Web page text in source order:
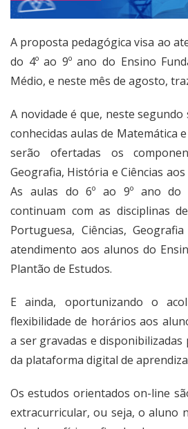
A proposta pedagógica visa ao
do 4º ao 9º ano do Ensino
Médio, e neste mês de agosto,
A novidade é que, neste segundo
conhecidas aulas de Matemática
serão ofertadas os
Geografia, História e Ciências aos
As aulas do 6º ao 9º ano do
continuam com as disciplinas
Portuguesa, Ciências,
atendimento aos alunos do
Plantão de Estudos.
E ainda, oportunizando o
flexibilidade de horários aos
a ser gravadas e
da plataforma digital de
Os estudos orientados on-line
extracurricular, ou seja, o aluno